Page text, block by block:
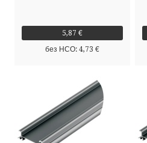
5,87 €
без НСО: 4,73 €